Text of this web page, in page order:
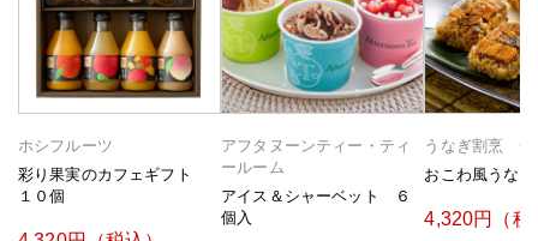
ホシフルーツ
彩り果実のカフェギフト
１０個
アフタヌーンティー・ティ
ールーム
アイス＆シャーベット ６
個入
うなぎ割烹 一
おこわ風うな
4,320円（税